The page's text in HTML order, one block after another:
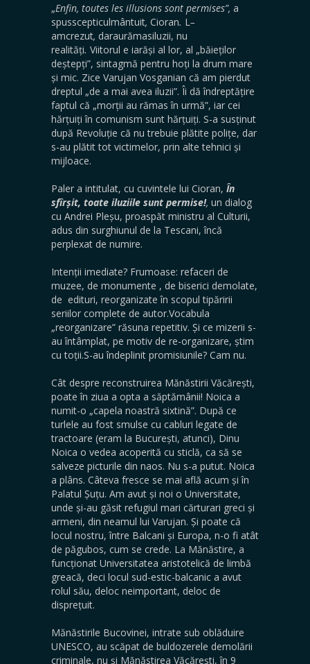
„Enfin, toutes les illusions sont permises”, a
spusscepticulmântuit, Cioran. L –
amcrezut, daraurămasiluzii, nu
realități. Viitorul e iarăși al lor, al „băieților
deștepți”, sintagmă pentru hoți la drum mare
și mic. Zice Varujan Vosganian că am pierdut
dreptul „de a mai avea iluzii”. Îi dă îndreptățire
faptul că „morții au rămas în urmă”, iar cei
hărțuiți în comunism sunt hărțuiți. S-a susținut
după Revoluție că nu trebuie plătite polițe, dar
s-au plătit tot victimelor, prin alte tehnici și
mijloace.
Paler a intitulat, cu cuvintele lui Cioran, În
sfîrșit, toate iluziile sunt permise!, un dialog
cu Andrei Pleșu, proaspăt ministru al Culturii,
adus din surghiunul de la Tescani, încă
perplexat de numire.
Intenții imediate? Frumoase: refaceri de
muzee, de monumente , de biserici demolate,
de edituri, reorganizate în scopul tipăririi
seriilor complete de autor.Vocabula
„reorganizare” răsuna repetitiv. Și ce mizerii s-
au întâmplat, pe motiv de re-organizare, știm
cu toții.S-au îndeplinit promisiunile? Cam nu.
Cât despre reconstruirea Mănăstirii Văcărești,
poate în ziua a opta a săptămânii! Noica a
numit-o „capela noastră sixtină”. După ce
turlele au fost smulse cu cabluri legate de
tractoare (eram la București, atunci), Dinu
Noica o vedea acoperită cu sticlă, ca să se
salveze picturile din naos. Nu s-a putut. Noica
a plâns. Câteva fresce se mai află acum și în
Palatul Șuțu. Am avut și noi o Universitate,
unde și-au găsit refugiul mari cărturari greci și
armeni, din neamul lui Varujan. Și poate că
locul nostru, între Balcani și Europa, n-o fi atât
de păgubos, cum se crede. La Mănăstire, a
funcționat Universitatea aristotelică de limbă
greacă, deci locul sud-estic-balcanic a avut
rolul său, deloc neimportant, deloc de
disprețuit.
Mănăstirile Bucovinei, intrate sub oblăduire
UNESCO, au scăpat de buldozerele demolării
criminale, nu și Mănăstirea Văcărești, în 9